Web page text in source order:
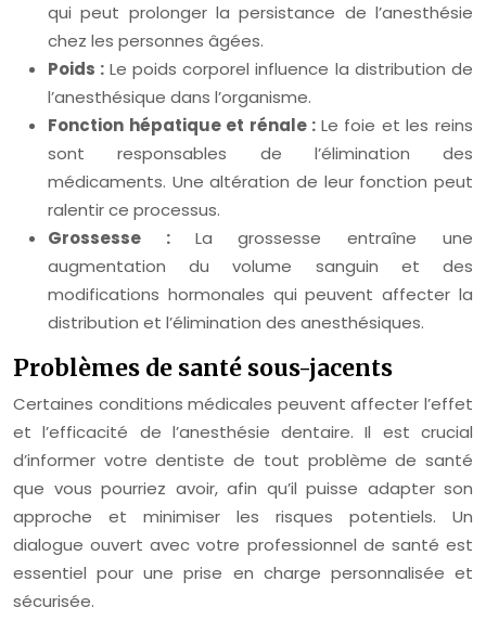
qui peut prolonger la persistance de l’anesthésie
chez les personnes âgées.
Poids : Le poids corporel influence la distribution de
l’anesthésique dans l’organisme.
Fonction hépatique et rénale : Le foie et les reins
sont responsables de l’élimination des
médicaments. Une altération de leur fonction peut
ralentir ce processus.
Grossesse : La grossesse entraîne une
augmentation du volume sanguin et des
modifications hormonales qui peuvent affecter la
distribution et l’élimination des anesthésiques.
Problèmes de santé sous-jacents
Certaines conditions médicales peuvent affecter l’effet
et l’efficacité de l’anesthésie dentaire. Il est crucial
d’informer votre dentiste de tout problème de santé
que vous pourriez avoir, afin qu’il puisse adapter son
approche et minimiser les risques potentiels. Un
dialogue ouvert avec votre professionnel de santé est
essentiel pour une prise en charge personnalisée et
sécurisée.